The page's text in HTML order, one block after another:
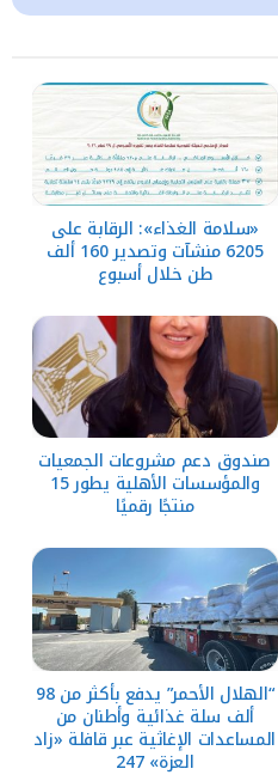
«سلامة الغذاء»: الرقابة على
6205 منشآت وتصدير 160 ألف
طن خلال أسبوع
صندوق دعم مشروعات الجمعيات
والمؤسسات الأهلية يطور 15
منتجًا رقميًا
“الهلال الأحمر” يدفع بأكثر من 98
ألف سلة غذائية وأطنان من
المساعدات الإغاثية عبر قافلة «زاد
العزة» 247